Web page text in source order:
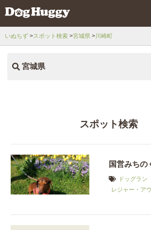
いぬちず スポット検索 宮城県 川崎町
宮城県
スポット検索
国営みちの
ドッグラン
レジャー・ア